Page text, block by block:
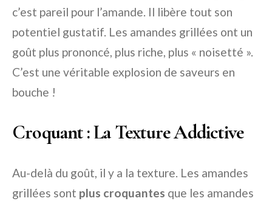
c’est pareil pour l’amande. Il libère tout son
potentiel gustatif. Les amandes grillées ont un
goût plus prononcé, plus riche, plus « noisetté ».
C’est une véritable explosion de saveurs en
bouche !
Croquant : La Texture Addictive
Au-delà du goût, il y a la texture. Les amandes
grillées sont plus croquantes que les amandes